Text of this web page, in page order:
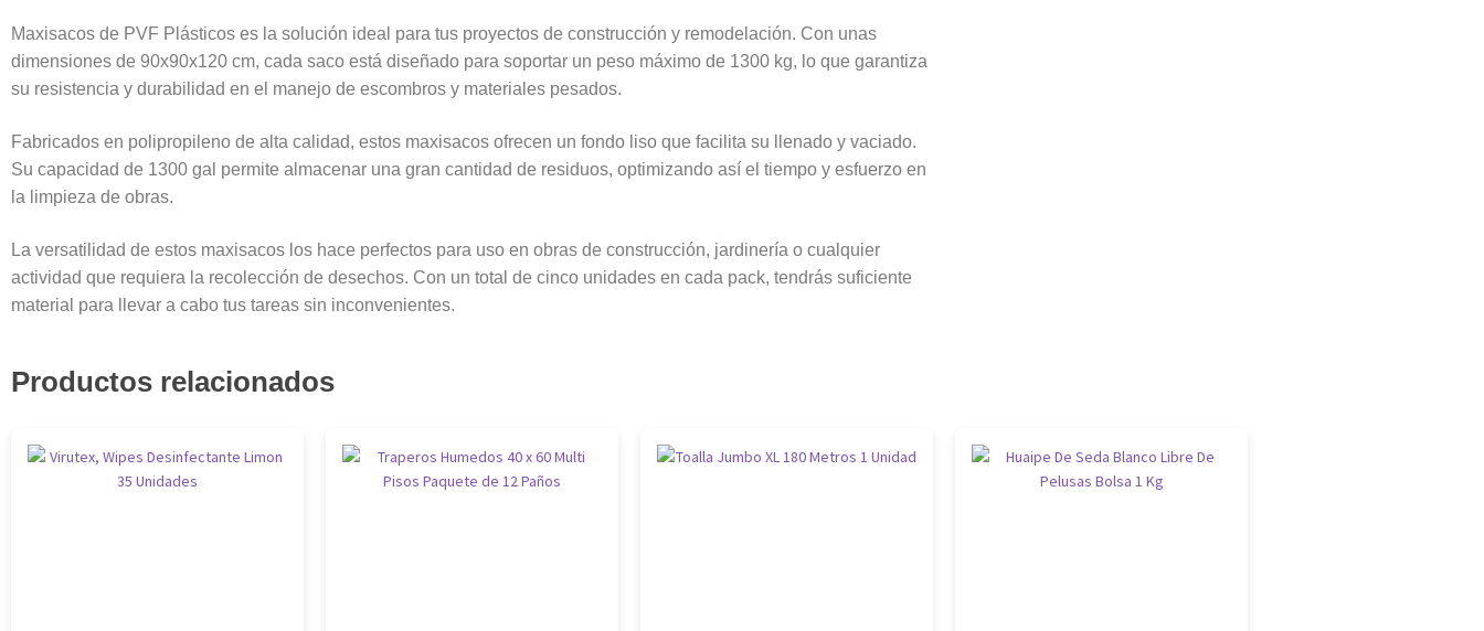
Maxisacos de PVF Plásticos es la solución ideal para tus proyectos de construcción y remodelación. Con unas
dimensiones de 90x90x120 cm, cada saco está diseñado para soportar un peso máximo de 1300 kg, lo que garantiza
su resistencia y durabilidad en el manejo de escombros y materiales pesados.
Fabricados en polipropileno de alta calidad, estos maxisacos ofrecen un fondo liso que facilita su llenado y vaciado.
Su capacidad de 1300 gal permite almacenar una gran cantidad de residuos, optimizando así el tiempo y esfuerzo en
la limpieza de obras.
La versatilidad de estos maxisacos los hace perfectos para uso en obras de construcción, jardinería o cualquier
actividad que requiera la recolección de desechos. Con un total de cinco unidades en cada pack, tendrás suficiente
material para llevar a cabo tus tareas sin inconvenientes.
Productos relacionados